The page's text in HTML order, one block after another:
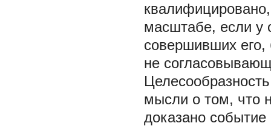
масштабе, если у
совершивших его,
не
мысли о том, что
доказано событие